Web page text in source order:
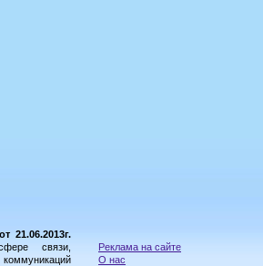
21.06.2013г.
связи,
Реклама на сайте
О нас